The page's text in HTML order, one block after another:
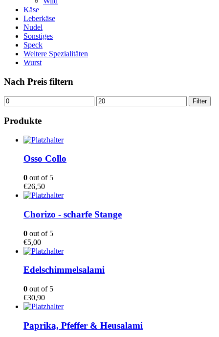
Käse
Leberkäse
Nudel
Sonstiges
Speck
Weitere Spezialitäten
Wurst
Nach Preis filtern
Min.
Preis
Max.
Preis
Filter
Produkte
Osso Collo
0 out of 5
€26,50
Chorizo - scharfe Stange
0 out of 5
€5,00
Edelschimmelsalami
0 out of 5
€30,90
Paprika, Pfeffer & Heusalami